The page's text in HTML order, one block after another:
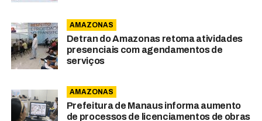
AMAZONAS
Detran do Amazonas retoma atividades
presenciais com agendamentos de
serviços
AMAZONAS
Prefeitura de Manaus informa aumento
de processos de licenciamentos de obras